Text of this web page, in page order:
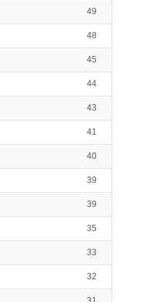
49
48
45
44
43
41
40
39
39
35
33
32